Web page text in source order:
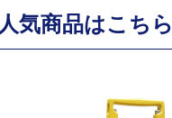
人気商品はこちら